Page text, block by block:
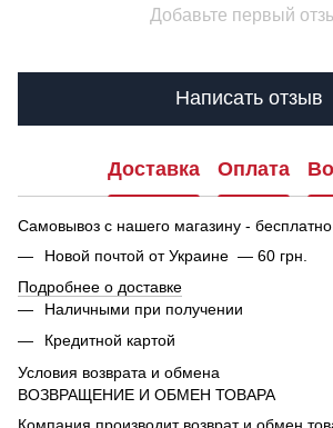
Добавьте первый
Написать отзыв
Доставка Оплата
Самовывоз с нашего магазину - бесплатно
Новой почтой от Украине — 60 грн.
Подробнее о доставке
Наличными при получении
Кредитной картой
Условия возврата и обмена
ВОЗВРАЩЕНИЕ И ОБМЕН ТОВАРА
Компания производит возврат и обмен